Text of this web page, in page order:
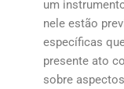
um
nele estão
específicas
presente ato
sobre